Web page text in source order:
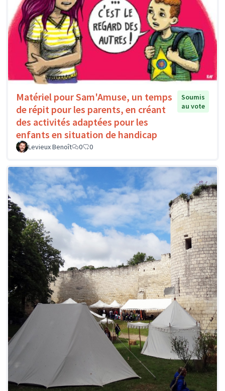
Matériel pour Sam'Amuse, un temps
de répit pour les parents, en créant
des activités adaptées pour les
enfants en situation de handicap
Soumis
au vote
Levieux Benoît 0 0